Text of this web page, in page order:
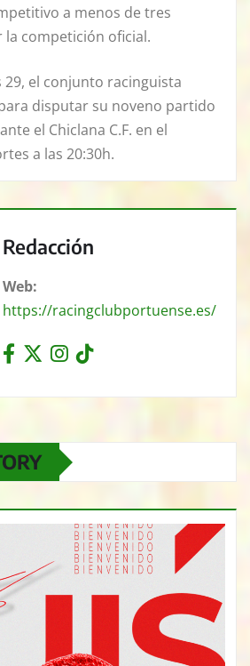
a menos de tres
la competición oficial.
29, el conjunto racinguista
disputar su noveno partido
el Chiclana C.F. en el
a las 20:30h.
Redacción
Web:
https://racingclubportuense.es/